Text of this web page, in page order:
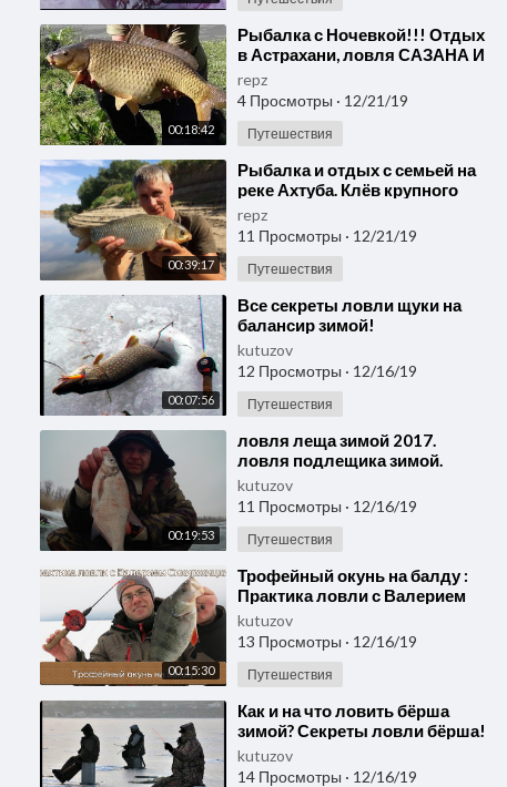
00:18:42
⁣Рыбалка с Ночевкой!!! Отдых
в Астрахани, ловля САЗАНА И
КАРАСЯ. Шашлык и УХА на
ПРИРОДЕ!!!Отвел душу
repz
4 Просмотры · 12/21/19
Путешествия
00:39:17
⁣Рыбалка и отдых с семьей на
реке Ахтуба. Клёв крупного
карася на фидер .
repz
11 Просмотры · 12/21/19
Путешествия
00:07:56
⁣Все секреты ловли щуки на
балансир зимой!
kutuzov
12 Просмотры · 12/16/19
Путешествия
00:19:53
⁣ловля леща зимой 2017.
ловля подлещика зимой.
поимка крупного карася
kutuzov
11 Просмотры · 12/16/19
Путешествия
00:15:30
⁣Трофейный окунь на балду :
Практика ловли с Валерием
Сикиржицким
kutuzov
13 Просмотры · 12/16/19
Путешествия
⁣Как и на что ловить бёрша
зимой? Секреты ловли бёрша!
kutuzov
14 Просмотры · 12/16/19